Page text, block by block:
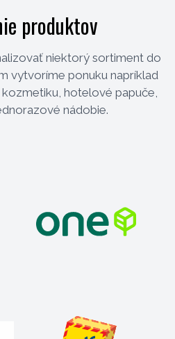
produktov
niektorý sortiment do
vytvoríme ponuku napríklad
hotelové papuče,
nádobie.